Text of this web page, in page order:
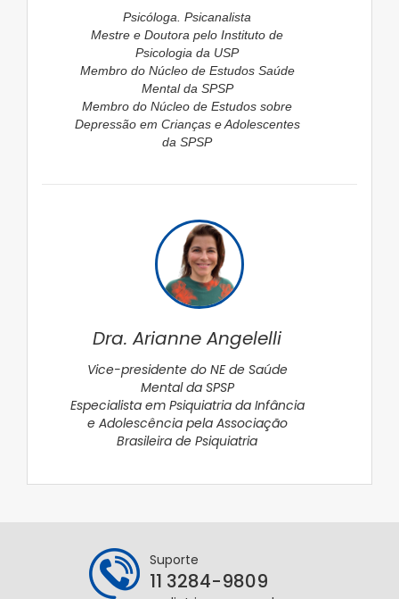
Psicóloga. Psicanalista
Mestre e Doutora pelo Instituto de
Psicologia da USP
Membro do Núcleo de Estudos Saúde
Mental da SPSP
Membro do Núcleo de Estudos sobre
Depressão em Crianças e Adolescentes
da SPSP
Dra. Arianne Angelelli
Vice-presidente do NE de Saúde
Mental da SPSP
Especialista em Psiquiatria da Infância
e Adolescência pela Associação
Brasileira de Psiquiatria
Suporte
11 3284-9809